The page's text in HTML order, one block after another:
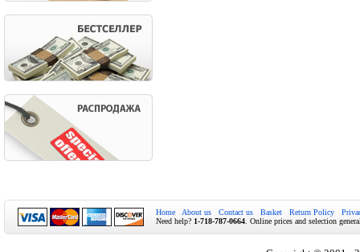
Home About us Contact us Basket Return Policy
Need help? 1-718-787-0664 . Online prices and selection